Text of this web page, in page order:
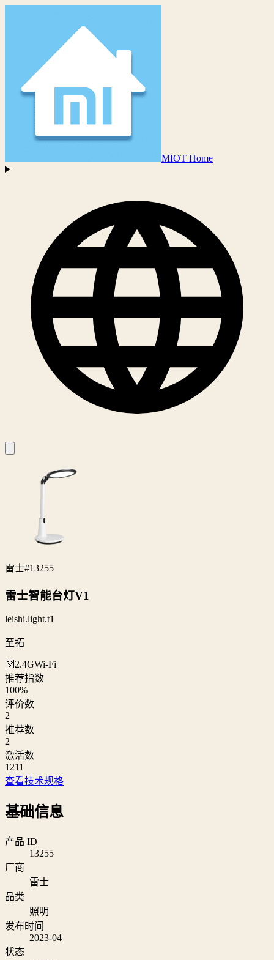
MIOT Home
雷士#13255
雷士智能台灯V1
leishi.light.t1
至拓
🛜2.4GWi‑Fi
推荐指数
100%
评价数
2
推荐数
2
激活数
1211
查看技术规格
基础信息
产品 ID
13255
厂商
雷士
品类
照明
发布时间
2023-04
状态